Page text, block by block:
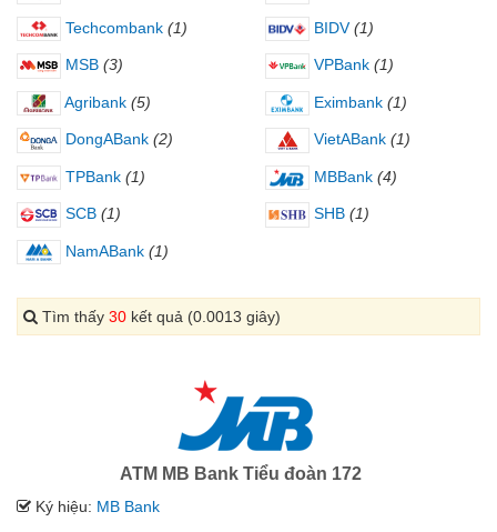
Techcombank (1) BIDV (1)
MSB (3) VPBank (1)
Agribank (5) Eximbank (1)
DongABank (2) VietABank (1)
TPBank (1) MBBank (4)
SCB (1) SHB (1)
NamABank (1)
Tìm thấy 30 kết quả (0.0013 giây)
ATM MB Bank Tiểu đoàn 172
Ký hiệu: MB Bank